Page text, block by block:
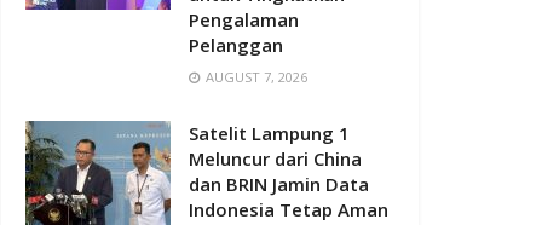
Pengalaman
Pelanggan
AUGUST 7, 2026
Satelit Lampung 1
Meluncur dari China
dan BRIN Jamin Data
Indonesia Tetap Aman